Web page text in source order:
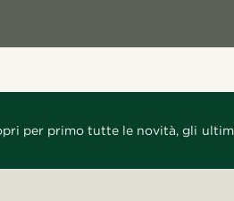
per primo tutte le novità, gli